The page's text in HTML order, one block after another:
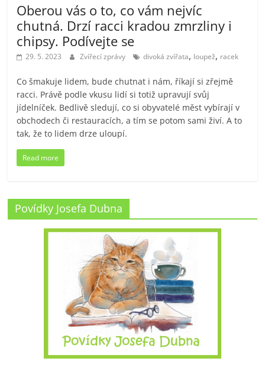
Oberou vás o to, co vám nejvíc
chutná. Drzí racci kradou zmrzliny i
chipsy. Podívejte se
29. 5. 2023 Zvířecí zprávy divoká zvířata, loupež, racek
Co šmakuje lidem, bude chutnat i nám, říkají si zřejmě
racci. Právě podle vkusu lidí si totiž upravují svůj
jídelníček. Bedlivě sledují, co si obyvatelé měst vybírají v
obchodech či restauracích, a tím se potom sami živí. A to
tak, že to lidem drze uloupí.
Read more
Povídky Josefa Dubna